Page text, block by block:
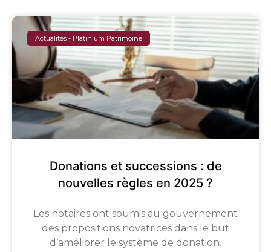
Actualités - Platinium Patrimoine
Donations et successions : de
nouvelles règles en 2025 ?
Les notaires ont soumis au gouvernement
des propositions novatrices dans le but
d’améliorer le système de donation.